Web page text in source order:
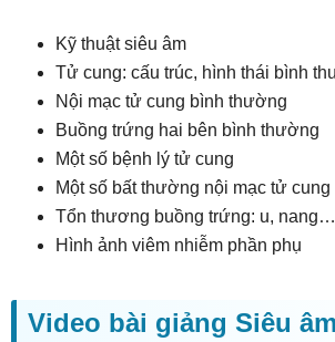
Kỹ thuật siêu âm
Tử cung: cấu trúc, hình thái bình
Nội mạc tử cung bình thường
Buồng trứng hai bên bình thường
Một số bệnh lý tử cung
Một số bất thường nội mạc tử cung
Tổn thương buồng trứng: u, nang…
Hình ảnh viêm nhiễm phần phụ
Video bài giảng Siêu